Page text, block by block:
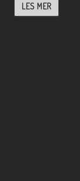
LES MER